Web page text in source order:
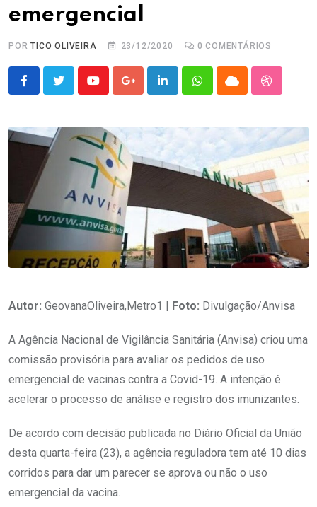
emergencial
PORTICO OLIVEIRA 23/12/2020 0 COMENTÁRIOS
YoutubeGoogle+LinkedInWhatsappCloud
Autor: GeovanaOliveira,Metro1 | Foto: Divulgação/Anvisa
A Agência Nacional de Vigilância Sanitária (Anvisa) criou uma
comissão provisória para avaliar os pedidos de uso
emergencial de vacinas contra a Covid-19. A intenção é
acelerar o processo de análise e registro dos imunizantes.
De acordo com decisão publicada no Diário Oficial da União
desta quarta-feira (23), a agência reguladora tem até 10 dias
corridos para dar um parecer se aprova ou não o uso
emergencial da vacina.